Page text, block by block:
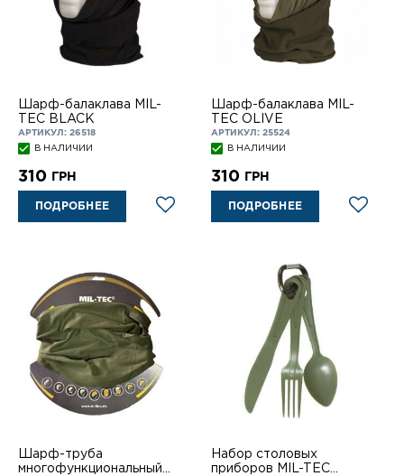
Шарф-балаклава MIL-
TEC BLACK
АРТИКУЛ: 26518
В НАЛИЧИИ
310 ГРН
ПОДРОБНЕЕ
Шарф-балаклава MIL-
TEC OLIVE
АРТИКУЛ: 25524
В НАЛИЧИИ
310 ГРН
ПОДРОБНЕЕ
Шарф-труба
многофункциональный
Набор столовых
приборов MIL-TEC